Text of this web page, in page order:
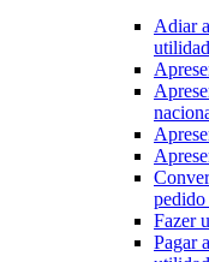
Adiar
Fazer
Pagar